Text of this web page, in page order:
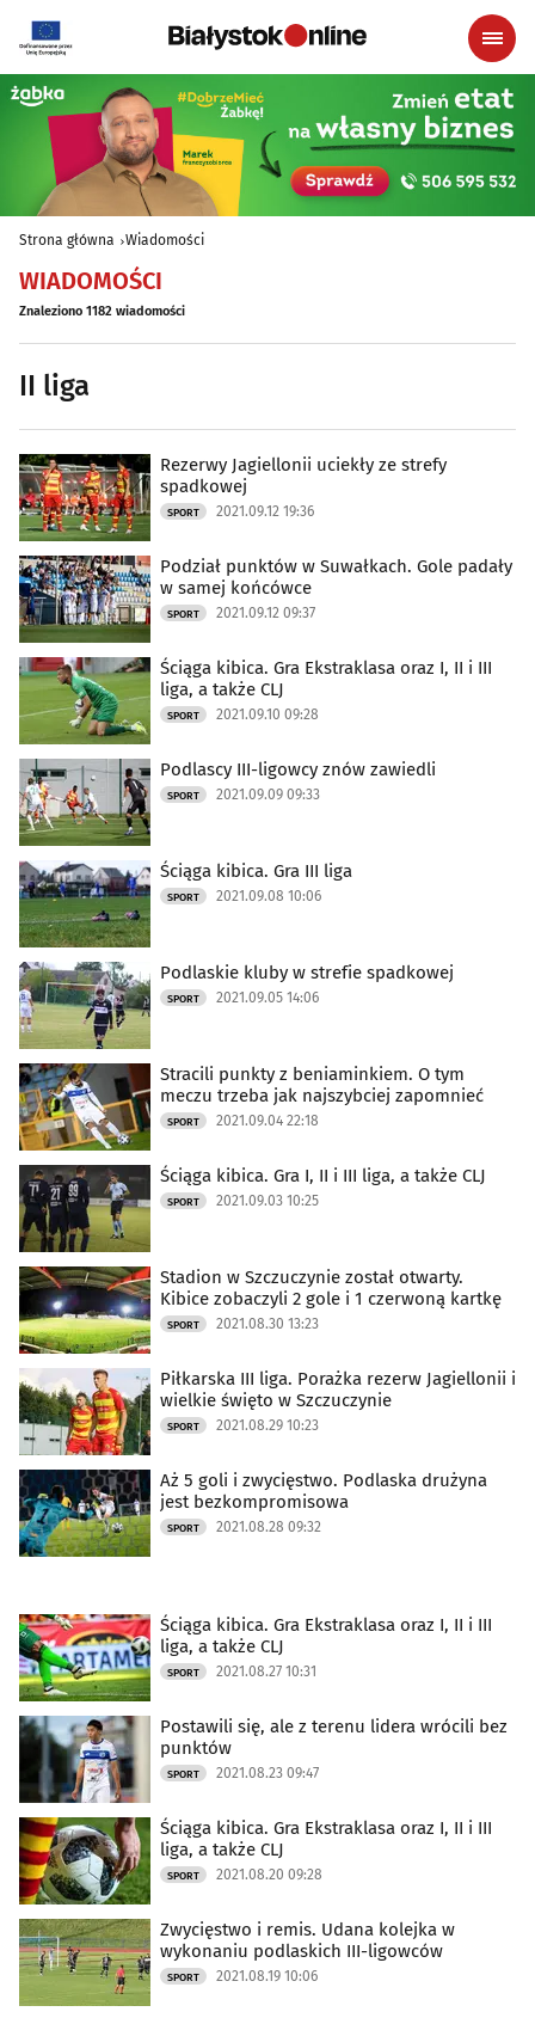
Strona główna Wiadomości
WIADOMOŚCI
Znaleziono 1182 wiadomości
II liga
Rezerwy Jagiellonii uciekły ze strefy
spadkowej
SPORT 2021.09.12 19:36
Podział punktów w Suwałkach. Gole padały
w samej końcówce
SPORT 2021.09.12 09:37
Ściąga kibica. Gra Ekstraklasa oraz I, II i III
liga, a także CLJ
SPORT 2021.09.10 09:28
Podlascy III-ligowcy znów zawiedli
SPORT 2021.09.09 09:33
Ściąga kibica. Gra III liga
SPORT 2021.09.08 10:06
Podlaskie kluby w strefie spadkowej
SPORT 2021.09.05 14:06
Stracili punkty z beniaminkiem. O tym
meczu trzeba jak najszybciej zapomnieć
SPORT 2021.09.04 22:18
Ściąga kibica. Gra I, II i III liga, a także CLJ
SPORT 2021.09.03 10:25
Stadion w Szczuczynie został otwarty.
Kibice zobaczyli 2 gole i 1 czerwoną kartkę
SPORT 2021.08.30 13:23
Piłkarska III liga. Porażka rezerw Jagiellonii i
wielkie święto w Szczuczynie
SPORT 2021.08.29 10:23
Aż 5 goli i zwycięstwo. Podlaska drużyna
jest bezkompromisowa
SPORT 2021.08.28 09:32
Ściąga kibica. Gra Ekstraklasa oraz I, II i III
liga, a także CLJ
SPORT 2021.08.27 10:31
Postawili się, ale z terenu lidera wrócili bez
punktów
SPORT 2021.08.23 09:47
Ściąga kibica. Gra Ekstraklasa oraz I, II i III
liga, a także CLJ
SPORT 2021.08.20 09:28
Zwycięstwo i remis. Udana kolejka w
wykonaniu podlaskich III-ligowców
SPORT 2021.08.19 10:06